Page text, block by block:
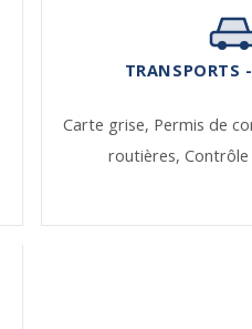
TRANSPORTS
Carte grise, Permis de
routières,